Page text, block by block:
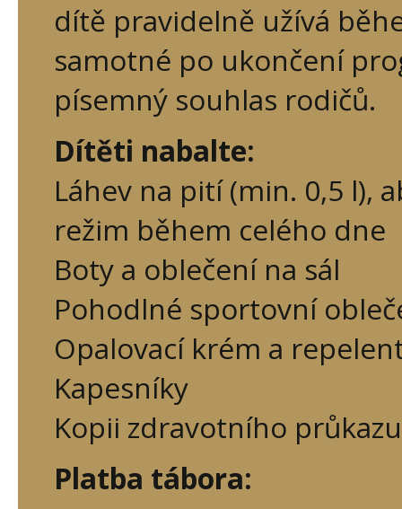
dítě pravidelně užívá
samotné po ukončení
písemný souhlas rodičů.
Dítěti nabalte:
Láhev na pití (min. 0,5 l),
režim během celého dne
Boty a oblečení na sál
Pohodlné sportovní
Opalovací krém a
Kapesníky
Kopii zdravotního průkazu
Platba tábora: